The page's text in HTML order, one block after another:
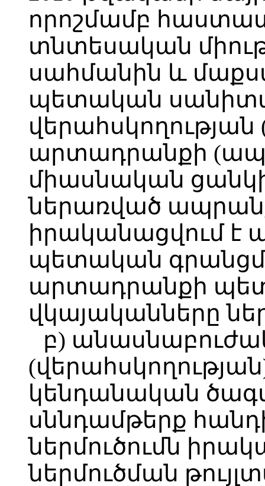
որոշմամբ
տնտեսական
սահմանին և
պետական
արտադրանքի
միասնական
ներառված
իրականացվում է
պետական
արտադրանքի
վկայականները
բ)
կենդանական
սննդամթերք
ներմուծումն
ներմուծման